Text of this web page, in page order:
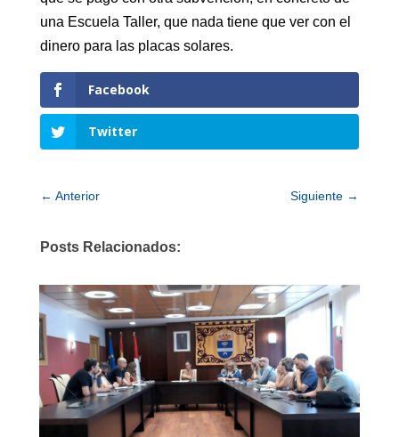
una Escuela Taller, que nada tiene que ver con el
dinero para las placas solares.
Facebook
Twitter
← Anterior Siguiente →
Posts Relacionados: